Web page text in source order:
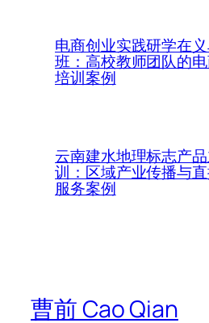
电商创业实践研学在
班：高校教师团队的
培训案例
云南建水地理标志产
训：区域产业传播与
服务案例
曹前 Cao Qian